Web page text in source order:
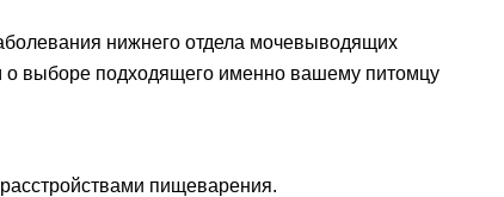
нижнего отдела мочевыводящих
о выборе подходящего именно вашему питомцу
пищеварения.